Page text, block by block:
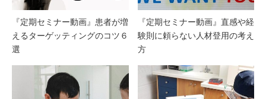
『定期セミナー動画』患者が増
えるターゲッティングのコツ６
選
『定期セミナー動画』直感や経
験則に頼らない人材登用の考え
方